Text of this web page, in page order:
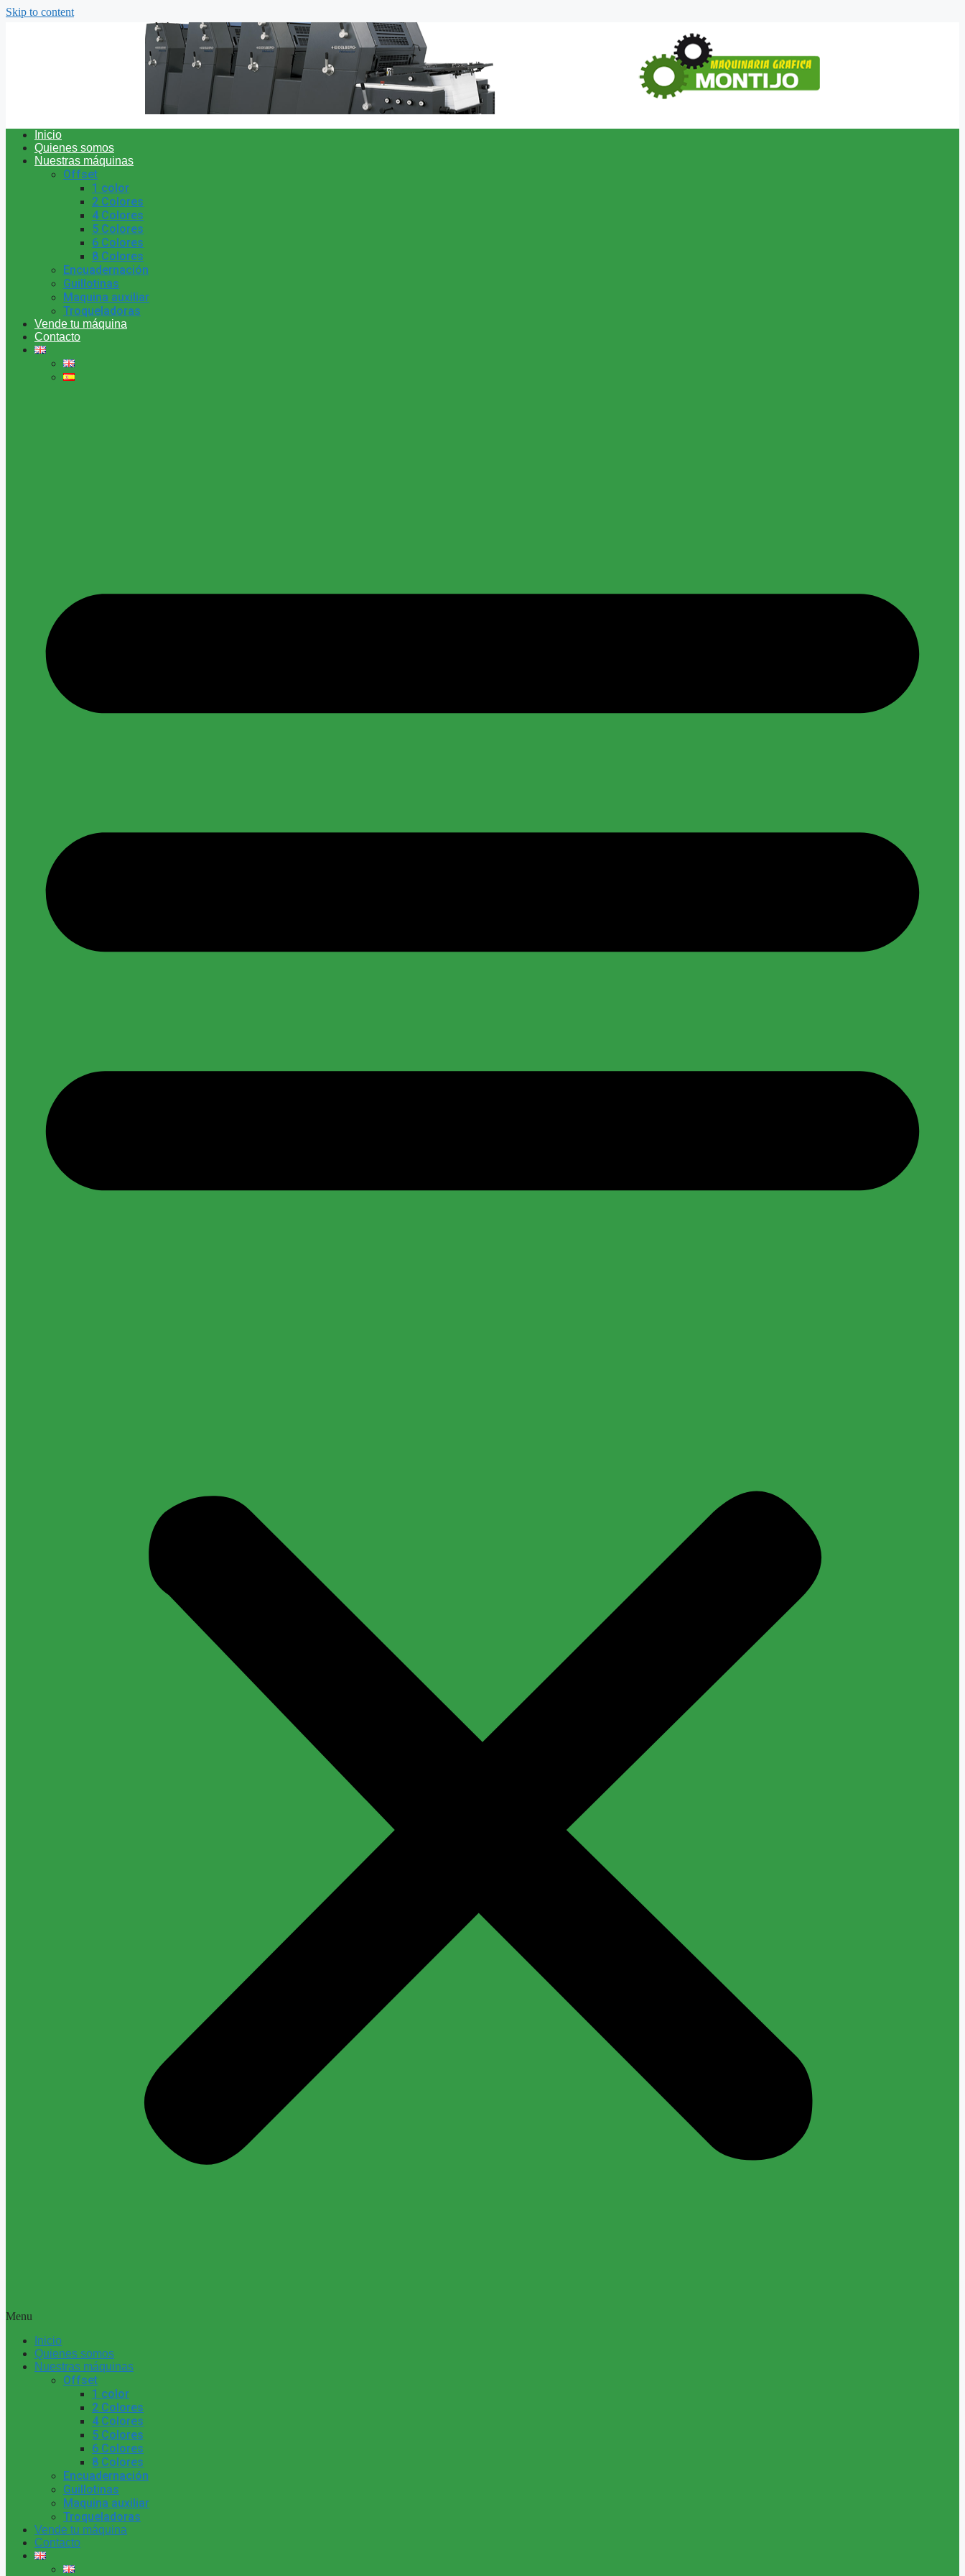
Skip to content
Inicio
Quienes somos
Nuestras máquinas
Offset
1 color
2 Colores
4 Colores
5 Colores
6 Colores
8 Colores
Encuadernación
Guillotinas
Maquina auxiliar
Troqueladoras
Vende tu máquina
Contacto
Menu
Inicio
Quienes somos
Nuestras máquinas
Offset
1 color
2 Colores
4 Colores
5 Colores
6 Colores
8 Colores
Encuadernación
Guillotinas
Maquina auxiliar
Troqueladoras
Vende tu máquina
Contacto